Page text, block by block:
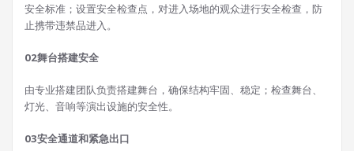
安全标准；设置安全检查点，对进入场地的观众进行安全检查，防
止携带违禁品进入。
02舞台搭建安全
由专业搭建团队负责搭建舞台，确保结构牢固、稳定；检查舞台、
灯光、音响等演出设施的安全性。
03安全通道和紧急出口